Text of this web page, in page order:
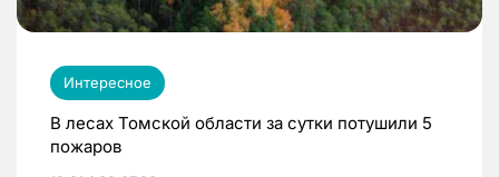
Интересное
В лесах Томской области за сутки потушили 5
пожаров